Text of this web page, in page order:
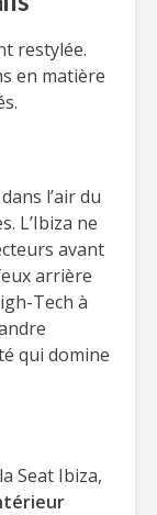
restylée.
en matière
l’air du
L’Ibiza ne
avant
arrière
Tech à
qui domine
Seat Ibiza,